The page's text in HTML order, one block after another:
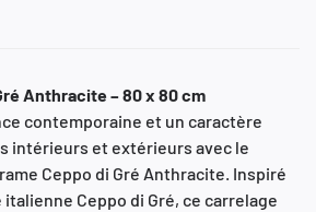
Anthracite – 80 x 80 cm
contemporaine et un caractère
intérieurs et extérieurs avec le
Ceppo di Gré Anthracite. Inspiré
Ceppo di Gré, ce carrelage